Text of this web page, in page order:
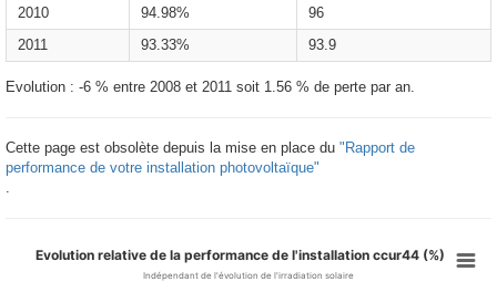
2010
94.98%
96
2011
93.33% 93.9
Evolution : -6 % entre 2008 et 2011 soit 1.56 % de perte par an.
Cette page est obsolète depuis la mise en place du "Rapport de
performance de votre installation photovoltaïque"
Evolution relative de la performance de l'installation ccur44 (%)
Indépendant de l'évolution de l'irradiation solaire